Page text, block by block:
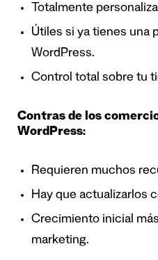
Totalmente
Útiles si ya tienes una
WordPress.
Control total sobre tu
Contras de los
WordPress:
Requieren muchos
Hay que actualizarlos
Crecimiento inicial
marketing.